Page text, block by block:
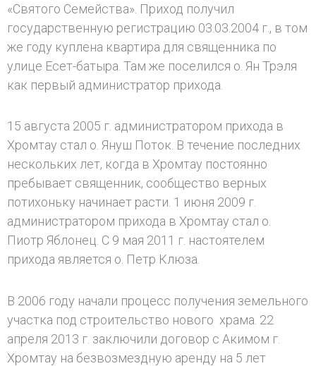
«Святого Семейства». Приход получил
государственную регистрацию 03.03.2004 г., в том
же году куплена квартира для священника по
улице Есет-батыра. Там же поселился о. Ян Трэля
как первый администратор прихода.
15 августа 2005 г. администратором прихода в
Хромтау стал о. Януш Поток. В течение последних
нескольких лет, когда в Хромтау постоянно
пребывает священник, сообщество верных
потихоньку начинает расти. 1 июня 2009 г.
администратором прихода в Хромтау стал о.
Пиотр Яблонец. С 9 мая 2011 г. настоятелем
прихода является о. Петр Клюза.
В 2006 году начали процесс получения земельного
участка под строительство нового храма. 22
апреля 2013 г. заключили договор с Акимом г.
Хромтау на безвозмездную аренду на 5 лет